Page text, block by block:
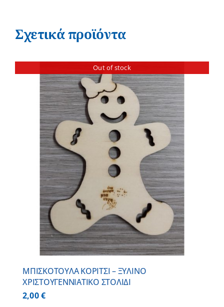
Σχετικά προϊόντα
Out of stock
ΜΠΙΣΚΟΤΟΥΛΑ ΚΟΡΙΤΣΙ – ΞΥΛΙΝO
ΧΡΙΣΤΟΥΓΕΝΝΙΑΤΙΚO ΣΤΟΛΙΔΙ
2,00€